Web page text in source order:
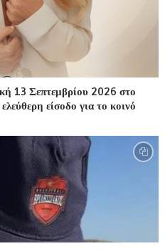
13 Σεπτεμβρίου 2026 στο
είσοδο για το κοινό